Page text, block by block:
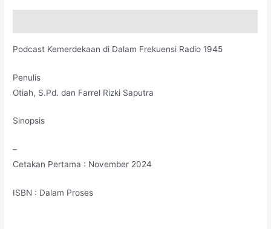
Podcast Kemerdekaan di Dalam Frekuensi Radio 1945
Penulis
Otiah, S.Pd. dan Farrel Rizki Saputra
Sinopsis
–
Cetakan Pertama : November 2024
ISBN : Dalam Proses